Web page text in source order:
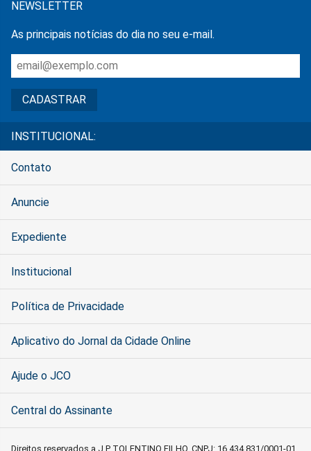
NEWSLETTER
As principais notícias do dia no seu e-mail.
INSTITUCIONAL:
Contato
Anuncie
Expediente
Institucional
Política de Privacidade
Aplicativo do Jornal da Cidade Online
Ajude o JCO
Central do Assinante
Direitos reservados a J P TOLENTINO FILHO, CNPJ: 16.434.831/0001-01